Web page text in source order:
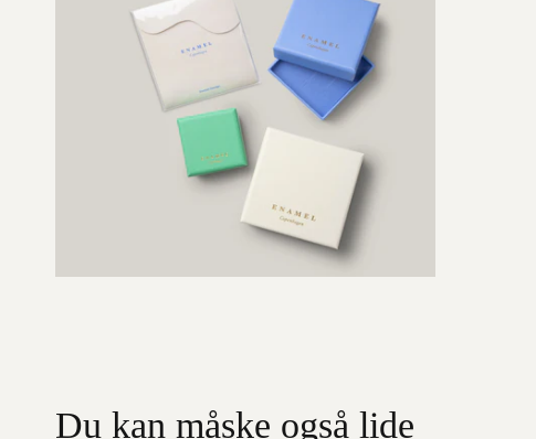
Du kan måske også lide